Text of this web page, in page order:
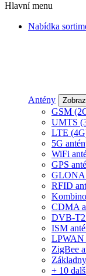
Hlavní menu
Nabídka
Antény
GSM
UMTS
LTE
5G
WiFi
GPS
RFID
CDMA
DVB-T2
ISM
LPWAN
ZigBee
+ 10